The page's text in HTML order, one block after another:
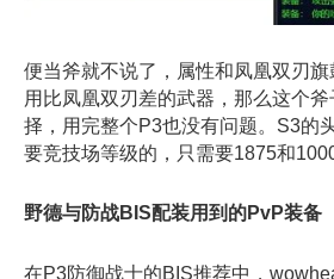
便当斧就不说了，属性和凤凰双刃
用比凤凰双刃差的武器，那么这个
择，用完整个P3也没有问题。S3的
要竞技场等级的，只需要1875和
野德与防战BIS配装用到的PvP装备
在P3防御战士的BIS推荐中，